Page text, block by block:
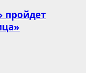
пройдет